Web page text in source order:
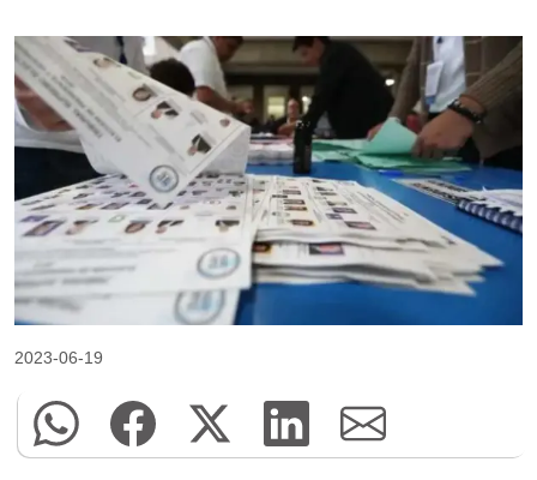
2023-06-19